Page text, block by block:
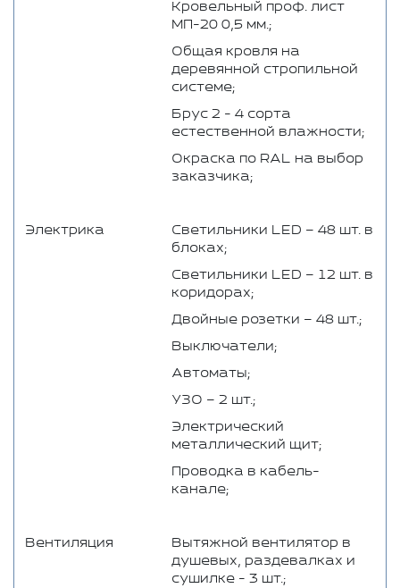
Кровельный проф. лист
МП-20 0,5 мм.;
Общая кровля на
деревянной стропильной
системе;
Брус 2 - 4 сорта
естественной влажности;
Окраска по RAL на выбор
заказчика;
Электрика
Светильники LED – 48 шт. в
блоках;
Светильники LED – 12 шт. в
коридорах;
Двойные розетки – 48 шт.;
Выключатели;
Автоматы;
УЗО – 2 шт.;
Электрический
металлический щит;
Проводка в кабель-
канале;
Вентиляция
Вытяжной вентилятор в
душевых, раздевалках и
сушилке - 3 шт.;